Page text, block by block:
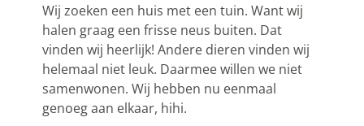
Wij zoeken een huis met een tuin. Want wij
halen graag een frisse neus buiten. Dat
vinden wij heerlijk! Andere dieren vinden wij
helemaal niet leuk. Daarmee willen we niet
samenwonen. Wij hebben nu eenmaal
genoeg aan elkaar, hihi.